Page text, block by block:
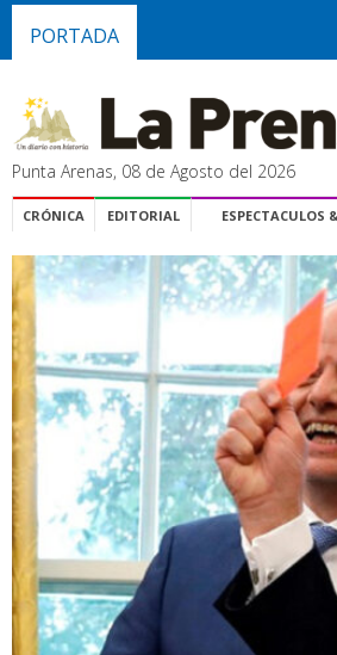
PORTADA
Punta Arenas, 08 de Agosto del 2026
CRÓNICA EDITORIAL ESPECTACULOS